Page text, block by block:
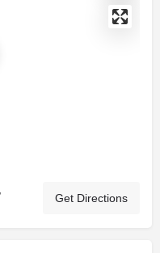
Get Directions